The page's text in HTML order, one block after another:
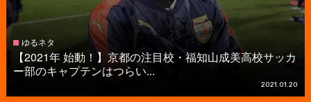
ゆるネタ
【2021年 始動！】京都の注目校・福知山成美高校サッカ
ー部のキャプテンはつらい...
2021.01.20